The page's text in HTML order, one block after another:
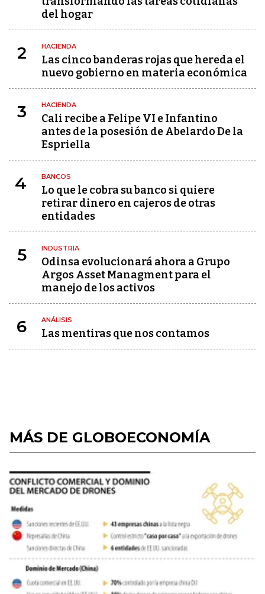
del hogar
2 HACIENDA
Las cinco banderas rojas que hereda el
nuevo gobierno en materia económica
3 HACIENDA
Cali recibe a Felipe VI e Infantino
antes de la posesión de Abelardo De la
Espriella
4 BANCOS
Lo que le cobra su banco si quiere
retirar dinero en cajeros de otras
entidades
5 INDUSTRIA
Odinsa evolucionará ahora a Grupo
Argos Asset Managment para el
manejo de los activos
6 ANÁLISIS
Las mentiras que nos contamos
MÁS DE GLOBOECONOMÍA